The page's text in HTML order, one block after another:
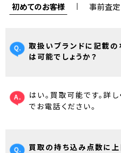
初めてのお客様 事前査定
取扱いブランドに記載の
は可能でしょうか？
はい。買取可能です。詳
でお電話ください。
買取の持ち込み点数に上